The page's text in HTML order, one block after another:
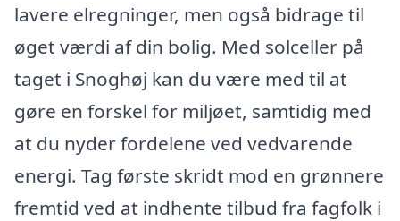
lavere elregninger, men også bidrage til
øget værdi af din bolig. Med solceller på
taget i Snoghøj kan du være med til at
gøre en forskel for miljøet, samtidig med
at du nyder fordelene ved vedvarende
energi. Tag første skridt mod en grønnere
fremtid ved at indhente tilbud fra fagfolk i